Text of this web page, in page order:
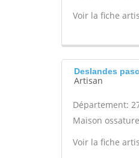
Voir la fiche
Deslandes
Artisan
Département:
Maison
Voir la fiche